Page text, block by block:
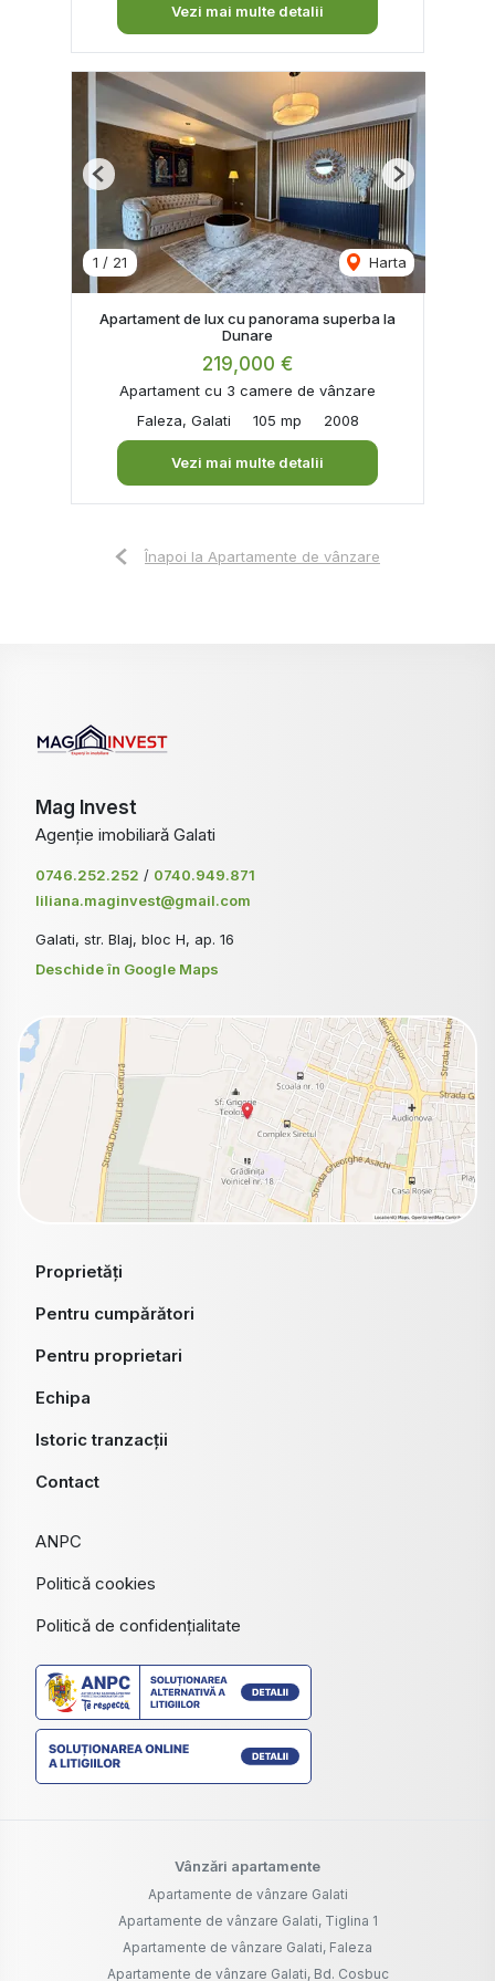
Vezi mai multe detalii
1 / 21 Harta
Previous Next
Apartament de lux cu panorama superba la
Dunare
219,000 €
Apartament cu 3 camere de vânzare
Faleza, Galati
105 mp 2008
Vezi mai multe detalii
Înapoi la Apartamente de vânzare
Mag Invest
Agenție imobiliară Galati
0746.252.252 / 0740.949.871
liliana.maginvest@gmail.com
Galati, str. Blaj, bloc H, ap. 16
Deschide în Google Maps
Proprietăți
Pentru cumpărători
Pentru proprietari
Echipa
Istoric tranzacții
Contact
ANPC
Politică cookies
Politică de confidențialitate
Vânzări apartamente
Apartamente de vânzare Galati
Apartamente de vânzare Galati, Tiglina 1
Apartamente de vânzare Galati, Faleza
Apartamente de vânzare Galati, Bd. Cosbuc